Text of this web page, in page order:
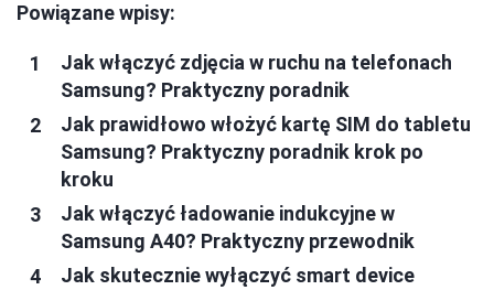
Powiązane wpisy:
Jak włączyć zdjęcia w ruchu na telefonach
Samsung? Praktyczny poradnik
Jak prawidłowo włożyć kartę SIM do tabletu
Samsung? Praktyczny poradnik krok po
kroku
Jak włączyć ładowanie indukcyjne w
Samsung A40? Praktyczny przewodnik
Jak skutecznie wyłączyć smart device